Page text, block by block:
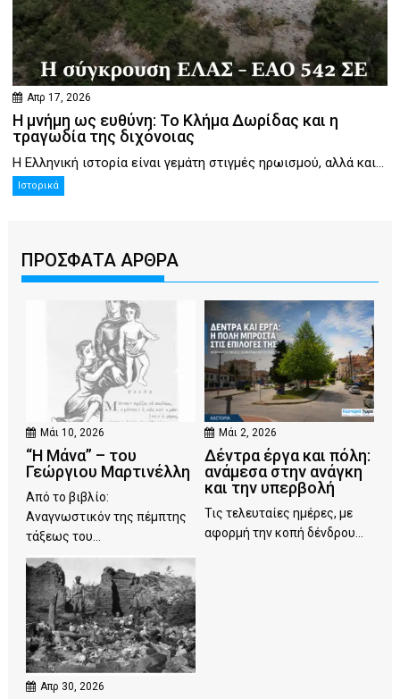
Απρ 17, 2026
Η μνήμη ως ευθύνη: Το Κλήμα Δωρίδας και η
τραγωδία της διχόνοιας
Η Ελληνική ιστορία είναι γεμάτη στιγμές ηρωισμού, αλλά και...
Ιστορικά
ΠΡΟΣΦΑΤΑ ΑΡΘΡΑ
Μάι 10, 2026
“Η Μάνα” – του
Γεώργιου Μαρτινέλλη
Από το βιβλίο:
Αναγνωστικόν της πέμπτης
τάξεως του...
Μάι 2, 2026
Δέντρα έργα και πόλη:
ανάμεσα στην ανάγκη
και την υπερβολή
Τις τελευταίες ημέρες, με
αφορμή την κοπή δένδρου...
Απρ 30, 2026